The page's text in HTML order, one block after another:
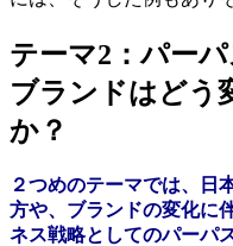
テーマ2：パー
ブランドはどう
か？
２つめのテーマでは、日
方や、ブランドの変化に
ネス戦略としてのパーパ